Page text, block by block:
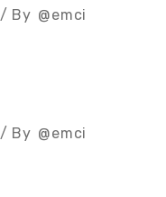
By @emci
By @emci